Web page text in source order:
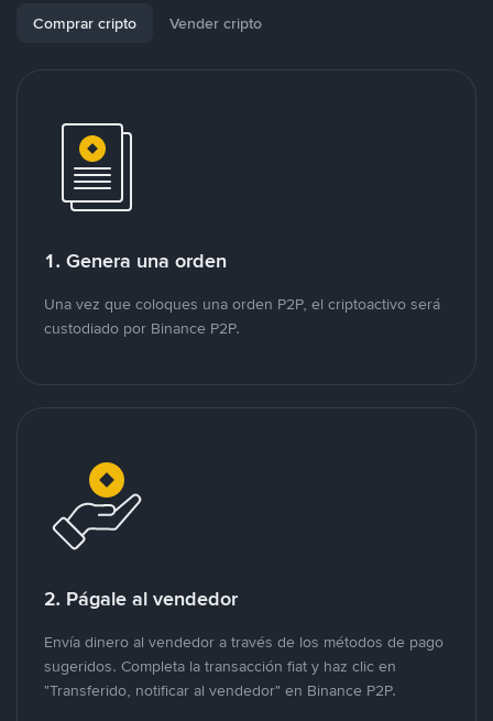
Comprar cripto Vender cripto
1. Genera una orden
Una vez que coloques una orden P2P, el criptoactivo será
custodiado por Binance P2P.
2. Págale al vendedor
Envía dinero al vendedor a través de los métodos de pago
sugeridos. Completa la transacción fiat y haz clic en
"Transferido, notificar al vendedor" en Binance P2P.